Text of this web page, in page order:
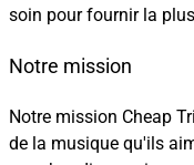
soin pour fournir la
Notre mission
Notre mission Cheap
de la musique qu'ils